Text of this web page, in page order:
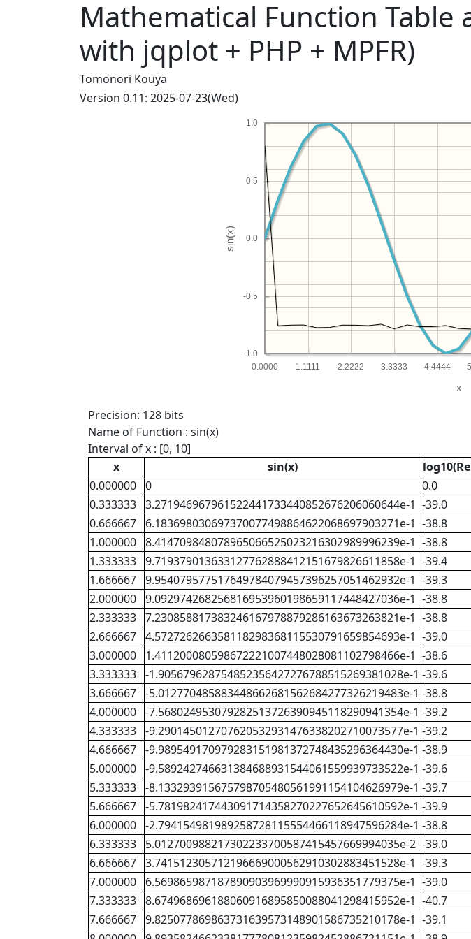
Mathematical Function Table
with jqplot + PHP + MPFR)
Tomonori Kouya
Version 0.11: 2025-07-23(Wed)
x
0.0000 1.1111 2.2222 3.3333 4.4444
-1.0
-0.5
0.0
0.5
1.0
Precision: 128 bits
Name of Function : sin(x)
Interval of x : [0, 10]
x
sin(x)
0.000000
0
0.0
0.333333
3.271946967961522441733440852676206060644e-1 -39.0
0.666667
6.183698030697370077498864622068697903271e-1 -38.8
1.000000
8.414709848078965066525023216302989996239e-1 -38.8
1.333333
9.719379013633127762888412151679826611858e-1 -39.4
1.666667
9.954079577517649784079457396257051462932e-1 -39.3
2.000000
9.092974268256816953960198659117448427036e-1 -38.8
2.333333
7.230858817383246167978879286163673263821e-1 -38.8
2.666667
4.572726266358118298368115530791659854693e-1 -39.0
3.000000
1.411200080598672221007448028081102798466e-1 -38.6
3.333333
-1.905679628754852356427276788515269381028e-1 -39.6
3.666667
-5.012770485883448662681562684277326219483e-1 -38.8
4.000000
-7.568024953079282513726390945118290941354e-1 -39.2
4.333333
-9.290145012707620532931476338202710073577e-1 -39.2
4.666667
-9.989549170979283151981372748435296364430e-1 -38.9
5.000000
-9.589242746631384688931544061559939733522e-1 -39.6
5.333333
-8.133293915675798705480561991154104626979e-1 -39.7
5.666667
-5.781982417443091714358270227652645610592e-1 -39.9
6.000000
-2.794154981989258728115554466118947596284e-1 -38.8
6.333333
5.012700988217302233700587415457669994035e-2 -39.0
6.666667
3.741512305712196669000562910302883451528e-1 -39.3
7.000000
6.569865987187890903969990915936351779375e-1 -39.0
7.333333
8.674968696188060916895850088041298415952e-1 -40.7
7.666667
9.825077869863731639573148901586735210178e-1 -39.1